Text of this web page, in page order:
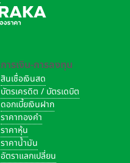
การเงิน-การลงทุน
สินเชื่อเงินสด
บัตรเครดิต / บัตรเดบิต
ดอกเบี้ยเงินฝาก
ราคาทองคำ
ราคาหุ้น
ราคาน้ำมัน
อัตราแลกเปลี่ยน